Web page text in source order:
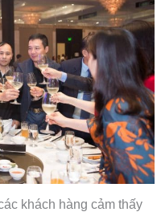
khách hàng cảm thấy